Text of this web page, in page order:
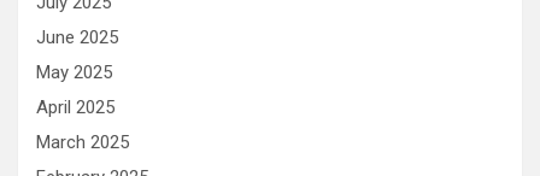
June 2025
May 2025
April 2025
March 2025